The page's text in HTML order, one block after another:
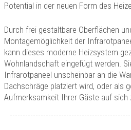
Potential in der neuen Form des
Durch frei gestaltbare Oberflächen
Montagemöglichkeit der
kann dieses moderne Heizsystem
Wohnlandschaft eingefügt werden.
Infrarotpaneel unscheinbar an die
Dachschräge platziert wird, oder als
Aufmerksamkeit Ihrer Gäste auf sich